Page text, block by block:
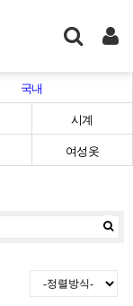
국내
시계
여성옷